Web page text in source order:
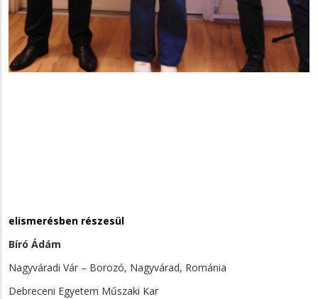
elismerésben részesül
Bíró Ádám
Nagyváradi Vár – Borozó, Nagyvárad, Románia
Debreceni Egyetem Műszaki Kar